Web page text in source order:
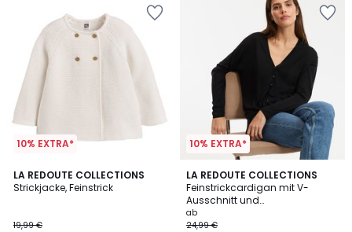
10% EXTRA*
LA REDOUTE COLLECTIONS
Strickjacke, Feinstrick
19,99 €
4,7
/ 5
10% EXTRA*
LA REDOUTE COLLECTIONS
Feinstrickcardigan mit V-
Ausschnitt und
Knopfverschluss
ab
24,99 €
4,8
/ 5
2
Farben